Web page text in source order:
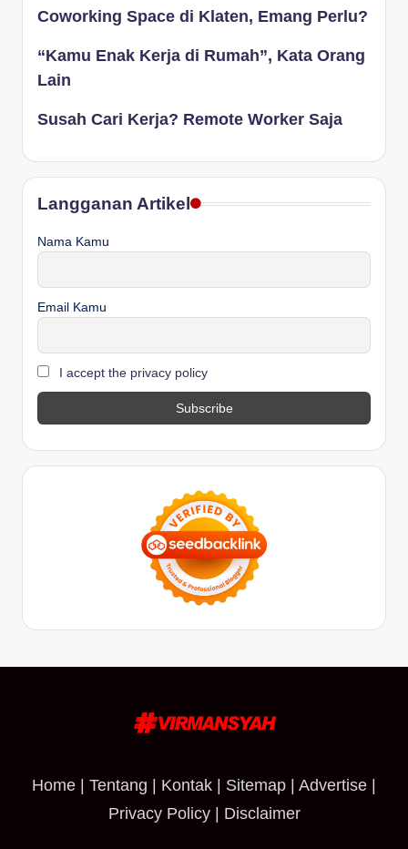
Coworking Space di Klaten, Emang Perlu?
“Kamu Enak Kerja di Rumah”, Kata Orang
Lain
Susah Cari Kerja? Remote Worker Saja
Langganan Artikel
Nama Kamu
Email Kamu
I accept the privacy policy
Home | Tentang | Kontak | Sitemap | Advertise |
Privacy Policy| Disclaimer